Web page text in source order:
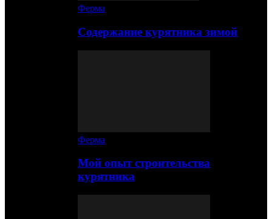
Ферма
Содержание курятника зимой
Ферма
Мой опыт строительства
курятника